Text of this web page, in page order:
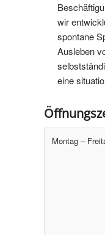
wir
spontane
Ausleben
eine
Montag –